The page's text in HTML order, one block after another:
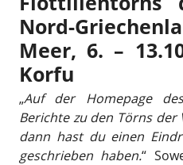
Nord-
Meer, 6. –
Korfu
„Auf der Homepage
Berichte zu den Törns der
dann hast du einen
geschrieben haben.“